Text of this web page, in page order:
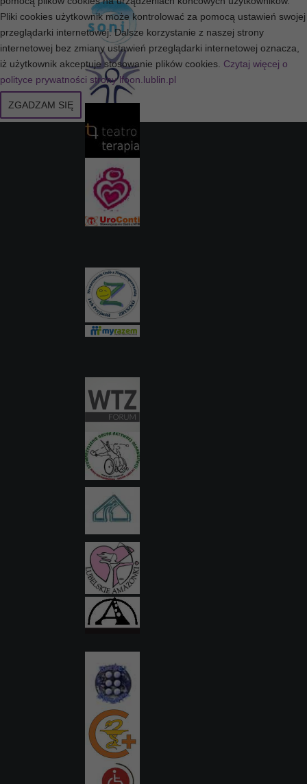
Pliki cookies użytkownik może kontrolować za pomocą ustawień swojej
przeglądarki internetowej. Dalsze korzystanie z naszej strony
internetowej bez zmiany ustawień przeglądarki internetowej oznacza,
iż użytkownik akceptuje stosowanie plików cookies. Czytaj więcej o
polityce prywatności strony lfoon.lublin.pl
ZGADZAM SIĘ